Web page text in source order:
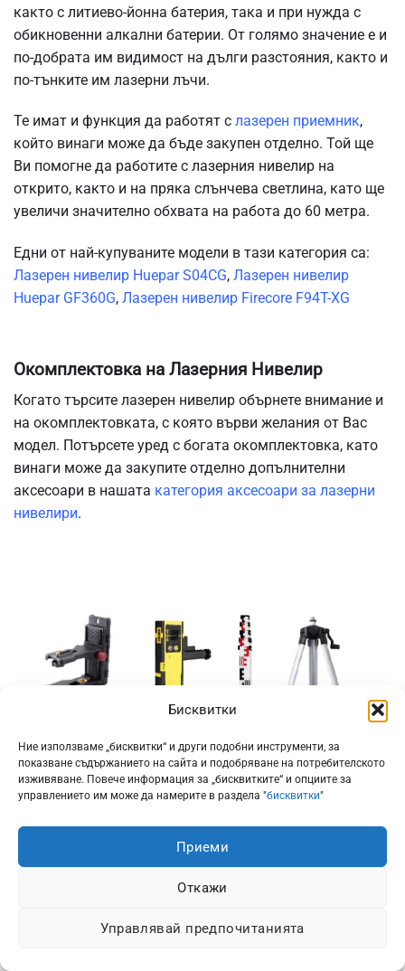
Бисквитки
Ние използваме „бисквитки“ и други подобни инструменти, за
показване съдържанието на сайта и подобряване на потребителското
изживяване. Повече информация за „бисквитките“ и опциите за
управлението им може да намерите в раздела "бисквитки"
Приеми
Откажи
Управлявай предпочитанията
както с литиево-йонна батерия, така и при нужда с
обикновенни алкални батерии. От голямо значение е и
по-добрата им видимост на дълги разстояния, както и
по-тънките им лазерни лъчи.
Те имат и функция да работят с лазерен приемник,
който винаги може да бъде закупен отделно. Той ще
Ви помогне да работите с лазерния нивелир на
открито, както и на пряка слънчева светлина, като ще
увеличи значително обхвата на работа до 60 метра.
Едни от най-купуваните модели в тази категория са:
Лазерен нивелир Huepar S04CG, Лазерен нивелир
Huepar GF360G, Лазерен нивелир Firecore F94T-XG
Окомплектовка на Лазерния Нивелир
Когато търсите лазерен нивелир обърнете внимание и
на окомплектовката, с която върви желания от Вас
модел. Потърсете уред с богата окомплектовка, като
винаги може да закупите отделно допълнителни
аксесоари в нашата категория аксесоари за лазерни
нивелири.